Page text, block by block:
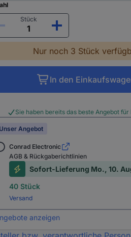
Stück
Nur noch 3 Stück
In den
Sie haben bereits das beste Angebot für
Unser Angebot
Conrad Electronic
AGB & Rückgaberichtlinien
Sofort-Lieferung Mo., 10.
40 Stück
Versand
anzeigen